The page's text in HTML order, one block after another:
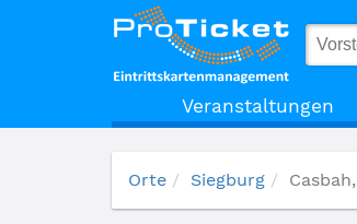
Veranstaltungen
Casbah, Club/Bar
Orte Siegburg